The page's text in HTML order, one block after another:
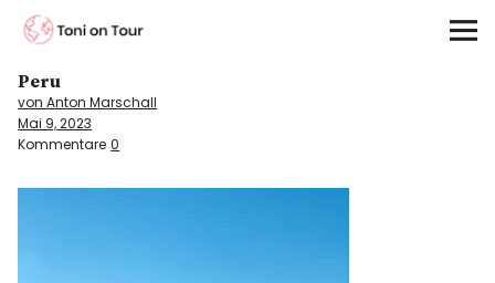
Toni on Tour
Startseite
About
Peru
von Anton Marschall
Mai 9, 2023
Kommentare 0